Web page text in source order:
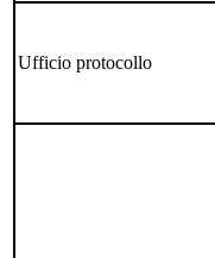
Ufficio protocollo